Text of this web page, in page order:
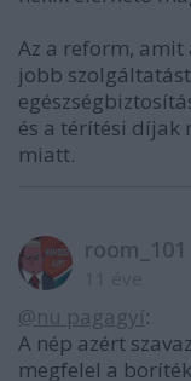
Az a reform, amit
jobb
és a térítési díjak
miatt.
room_101
@nu pagagyí:
A nép azért
megfelel a